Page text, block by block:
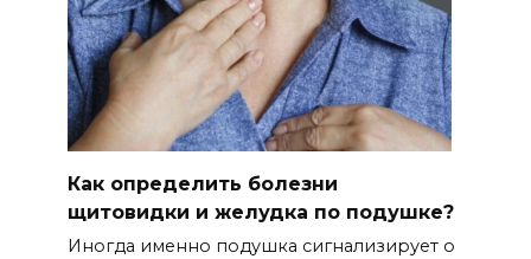
Как определить болезни
щитовидки и желудка по подушке?
Иногда именно подушка сигнализирует о